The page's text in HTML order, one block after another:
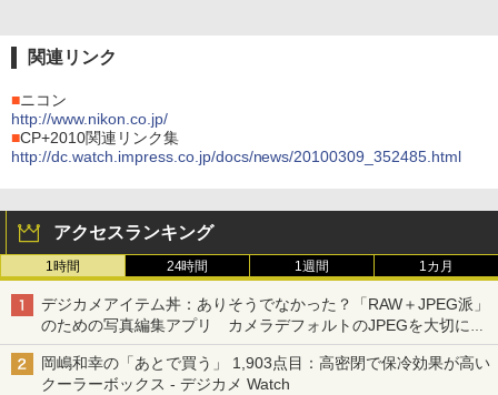
関連リンク
■ニコン
http://www.nikon.co.jp/
■CP+2010関連リンク集
http://dc.watch.impress.co.jp/docs/news/20100309_352485.html
アクセスランキング
1時間 24時間 1週間 1カ月
デジカメアイテム丼：ありそうでなかった？「RAW＋JPEG派」
のための写真編集アプリ カメラデフォルトのJPEGを大切にす
る「Filmator」
岡嶋和幸の「あとで買う」 1,903点目：高密閉で保冷効果が高い
クーラーボックス - デジカメ Watch